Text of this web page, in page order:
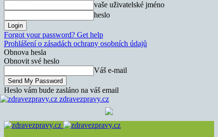
vaše uživatelské jméno
heslo
Forgot your password? Get help
Prohlášení o zásadách ochrany osobních údajů
Obnova hesla
Obnovit své heslo
Váš e-mail
Heslo vám bude zasláno na váš email
zdravezpravy.cz